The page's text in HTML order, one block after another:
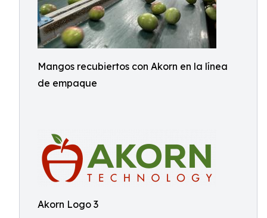
Mangos recubiertos con Akorn en la línea
de empaque
Akorn Logo 3